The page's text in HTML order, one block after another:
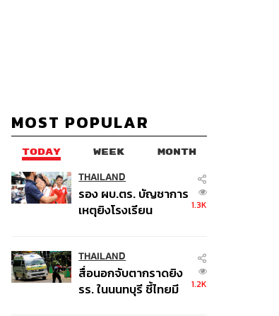
MOST POPULAR
TODAY WEEK MONTH
THAILAND
รอง ผบ.ตร. บัญชาการ
เหตุยิงโรงเรียน
คนติดค้าง พบศพปู่-ย่า
ที่บ้านพักผู้ก่อเหตุ
1.3K
THAILAND
สื่อนอกจับตากราดยิง
รร. ในนนทบุรี ชี้ไทยมี
1.2K